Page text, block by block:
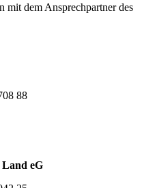
mit dem Ansprechpartner des
88
eG